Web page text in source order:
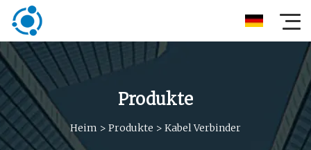
Produkte
Heim > Produkte > Kabel Verbinder